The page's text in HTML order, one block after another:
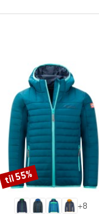
+8
Rabat
til 55%